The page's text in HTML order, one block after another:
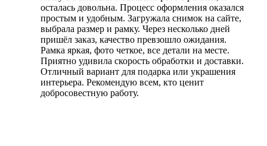
осталась довольна. Процесс оформления оказался
простым и удобным. Загружала снимок на сайте,
выбрала размер и рамку. Через несколько дней
пришёл заказ, качество превзошло ожидания.
Рамка яркая, фото четкое, все детали на месте.
Приятно удивила скорость обработки и доставки.
Отличный вариант для подарка или украшения
интерьера. Рекомендую всем, кто ценит
добросовестную работу.